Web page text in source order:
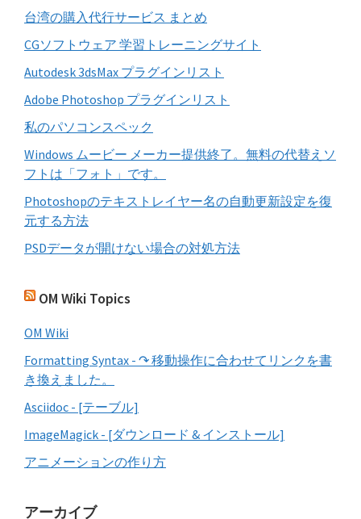
す
る
台湾の購入代行サービス まとめ
CGソフトウェア 学習トレーニングサイト
Autodesk 3dsMax プラグインリスト
Adobe Photoshop プラグインリスト
私のパソコンスペック
Windows ムービー メーカー提供終了。無料の代替えソ
フトは「フォト」です。
Photoshopのテキストレイヤー名の自動更新設定を復
元する方法
PSDデータが開けない場合の対処方法
OM Wiki Topics
OM Wiki
Formatting Syntax - ↷ 移動操作に合わせてリンクを書
き換えました。
Asciidoc - [テーブル]
ImageMagick - [ダウンロード & インストール]
アニメーションの作り方
アーカイブ